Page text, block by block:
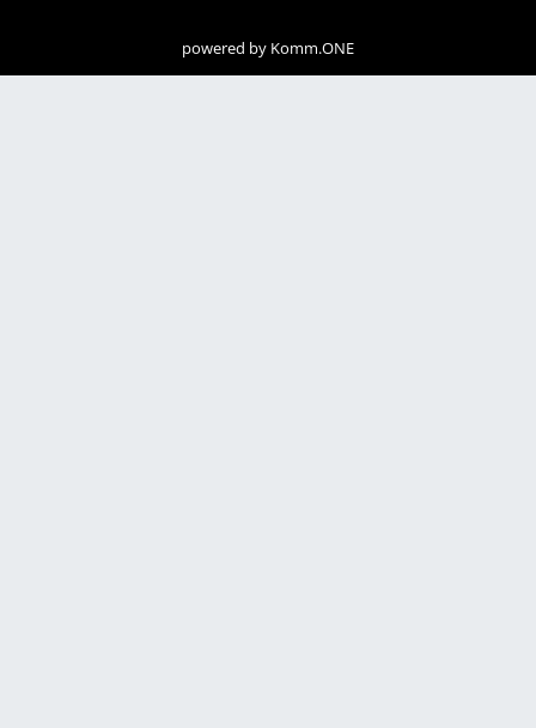
powered by Komm.ONE